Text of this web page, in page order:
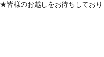
★皆様のお越しをお待ちしてお